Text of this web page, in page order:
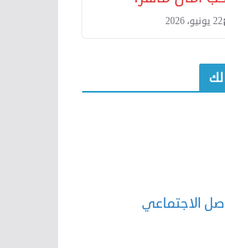
22 يونيو، 2026
الاجتماعي